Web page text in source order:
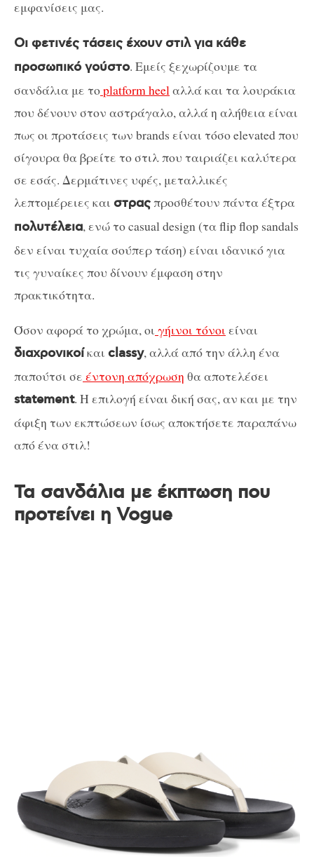
εμφανίσεις μας.
Οι φετινές τάσεις έχουν στιλ για κάθε
προσωπικό γούστο. Εμείς ξεχωρίζουμε τα
σανδάλια με τοplatform heelαλλά και τα λουράκια
που δένουν στον αστράγαλο, αλλά η αλήθεια είναι
πως οι προτάσεις των brands είναι τόσο elevated που
σίγουρα θα βρείτε το στιλ που ταιριάζει καλύτερα
σε εσάς. Δερμάτινες υφές, μεταλλικές
λεπτομέρειες και στραςπροσθέτουν πάντα έξτρα
πολυτέλεια, ενώ το casual design (τα flip flop sandals
δεν είναι τυχαία σούπερ τάση) είναι ιδανικό για
τις γυναίκες που δίνουν έμφαση στην
πρακτικότητα.
Όσον αφορά το χρώμα, οι γήινοι τόνοι είναι
διαχρονικοίκαι classy, αλλά από την άλλη ένα
παπούτσι σε έντονη απόχρωση θα αποτελέσει
statement. Η επιλογή είναι δική σας, αν και με την
άφιξη των εκπτώσεων ίσως αποκτήσετε παραπάνω
από ένα στιλ!
Τα σανδάλια με έκπτωση που
προτείνει η Vogue